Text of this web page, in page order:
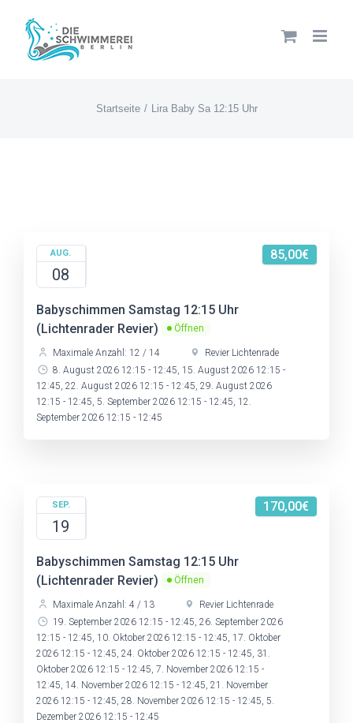
Zum
Inhalt
Startseite Lira Baby Sa 12:15 Uhr
AUG.
08
Babyschimmen Samstag 12:15 Uhr
(Lichtenrader Revier)
Öffnen
Maximale Anzahl: 12 / 14
Revier Lichtenrade
8. August 2026 12:15 - 12:45, 15. August 2026 12:15 -
12:45, 22. August 2026 12:15 - 12:45, 29. August 2026
12:15 - 12:45, 5. September 2026 12:15 - 12:45, 12.
September 2026 12:15 - 12:45
85,00€
SEP.
19
Babyschimmen Samstag 12:15 Uhr
(Lichtenrader Revier)
Öffnen
Maximale Anzahl: 4 / 13
Revier Lichtenrade
19. September 2026 12:15 - 12:45, 26. September 2026
12:15 - 12:45, 10. Oktober 2026 12:15 - 12:45, 17. Oktober
2026 12:15 - 12:45, 24. Oktober 2026 12:15 - 12:45, 31.
Oktober 2026 12:15 - 12:45, 7. November 2026 12:15 -
12:45, 14. November 2026 12:15 - 12:45, 21. November
2026 12:15 - 12:45, 28. November 2026 12:15 - 12:45, 5.
Dezember 2026 12:15 - 12:45
170,00€